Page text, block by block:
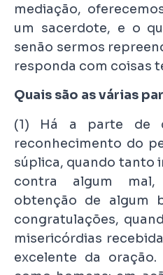
mediação,
um sacerdote, e o
senão sermos
responda com coisas
Quais são as várias
(1) Há a parte de
reconhecimento do
súplica, quando tanto
contra algum
obtenção de algum
congratulações,
misericórdias
excelente da